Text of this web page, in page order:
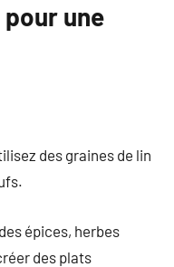
une
des graines de lin
épices, herbes
des plats